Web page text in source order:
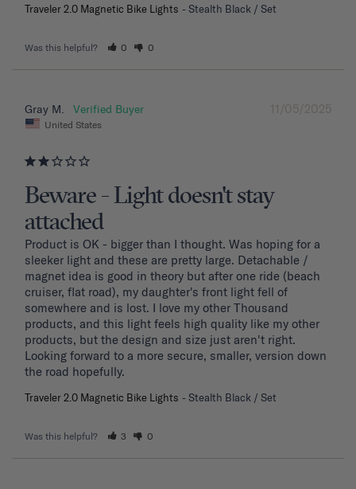
Traveler 2.0 Magnetic Bike Lights Stealth Black / Set
Was this helpful? 0 0
11/05/2025
Gray M.
United States
Beware - Light doesn't stay
attached
Product is OK - bigger than I thought. Was hoping for a
sleeker light and these are pretty large. Detachable /
magnet idea is good in theory but after one ride (beach
cruiser, flat road), my daughter's front light fell of
somewhere and is lost. I love my other Thousand
products, and this light feels high quality like my other
products, but the design and size just aren't right.
Looking forward to a more secure, smaller, version down
the road hopefully.
Traveler 2.0 Magnetic Bike Lights Stealth Black / Set
Was this helpful? 3 0